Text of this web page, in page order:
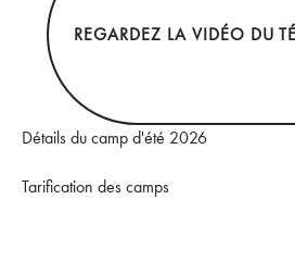
REGARDEZ LA VIDÉO DU
Détails du camp d'été 2026
Tarification des camps